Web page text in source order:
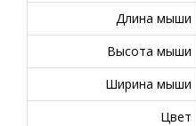
Длина мыши
Высота мыши
Ширина мыши
Цвет